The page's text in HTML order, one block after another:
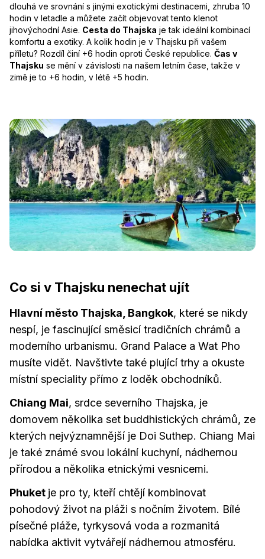
dlouhá ve srovnání s jinými exotickými destinacemi, zhruba 10
hodin v letadle a můžete začít objevovat tento klenot
jihovýchodní Asie. Cesta do Thajska je tak ideální kombinací
komfortu a exotiky. A kolik hodin je v Thajsku při vašem
příletu? Rozdíl činí +6 hodin oproti České republice. Čas v
Thajsku se mění v závislosti na našem letním čase, takže v
zimě je to +6 hodin, v létě +5 hodin.
Co si v Thajsku nenechat ujít
Hlavní město Thajska, Bangkok, které se nikdy
nespí, je fascinující směsicí tradičních chrámů a
moderního urbanismu. Grand Palace a Wat Pho
musíte vidět. Navštivte také plující trhy a okuste
místní speciality přímo z loděk obchodníků.
Chiang Mai, srdce severního Thajska, je
domovem několika set buddhistických chrámů, ze
kterých nejvýznamnější je Doi Suthep. Chiang Mai
je také známé svou lokální kuchyní, nádhernou
přírodou a několika etnickými vesnicemi.
Phuket je pro ty, kteří chtějí kombinovat
pohodový život na pláži s nočním životem. Bílé
písečné pláže, tyrkysová voda a rozmanitá
nabídka aktivit vytvářejí nádhernou atmosféru.